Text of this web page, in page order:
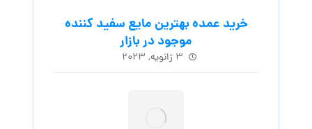
خرید عمده بهترین مایع سفید کننده
موجود در بازار
۳ ژانویه, ۲۰۲۳